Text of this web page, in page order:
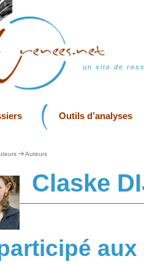
un site de
Outils d’analyses
Auteurs
Claske